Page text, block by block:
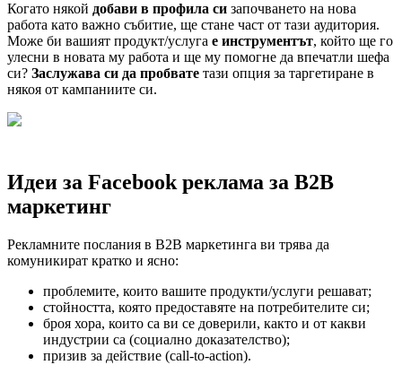
Когато някой добави в профила си започването на нова
работа като важно събитие, ще стане част от тази аудитория.
Може би вашият продукт/услуга е инструментът, който ще го
улесни в новата му работа и ще му помогне да впечатли шефа
си? Заслужава си да пробвате тази опция за таргетиране в
някоя от кампаниите си.
Идеи за Facebook рекламa за B2B
маркетинг
Рекламните послания в B2B маркетинга ви трява да
комуникират кратко и ясно:
проблемите, които вашите продукти/услуги решават;
стойността, която предоставяте на потребителите си;
броя хора, които са ви се доверили, както и от какви
индустрии са (социално доказателство);
призив за действие (call-to-action).